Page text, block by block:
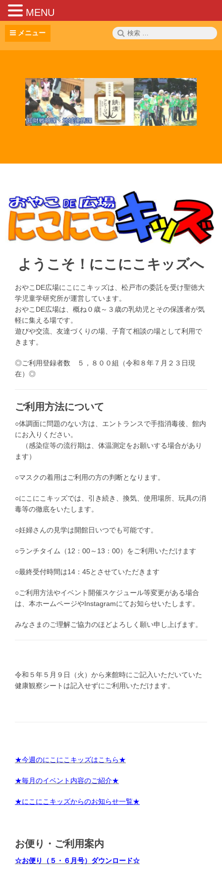
コ
メニュー
検
索:
投
日:
2019
月11
日2026
年
7
月
24
日
投
稿
者:
chizai
ようこそ！にこにこキッズへ
おやこDE広場にこにこキッズは、松戸市の委託を受け聖徳大
学児童学研究所が運営しています。
おやこDE広場は、概ね０歳～３歳の乳幼児とその保護者が気
軽に集える場です。
遊びや交流、友達づくりの場、子育て相談の場として利用で
きます。
◎ご利用登録者数 ５，８００組（令和８年７月２３日現
在）◎
ご利用方法について
○体調面に問題のない方は、エントランスで手指消毒後、館内
にお入りください。
（感染症等の流行期は、体温測定をお願いする場合があり
ます）
○マスクの着用はご利用の方の判断となります。
○にこにこキッズでは、引き続き、換気、使用場所、玩具の消
毒等の徹底をいたします。
○妊婦さんの見学は開館日いつでも可能です。
○ランチタイム（12：00～13：00）をご利用いただけます
○最終受付時間は14：45とさせていただきます
○ご利用方法やイベント開催スケジュール等変更がある場合
は、本ホームページやInstagramにてお知らせいたします。
みなさまのご理解ご協力のほどよろしく願い申し上げます。
令和５年５月９日（火）から来館時にご記入いただいていた
健康観察シートは記入せずにご利用いただけます。
★今週のにこにこキッズはこちら★
★毎月のイベント内容のご紹介★
★にこにこキッズからのお知らせ一覧★
お便り・ご利用案内
☆お便り（５・６月号）ダウンロード☆
MENU